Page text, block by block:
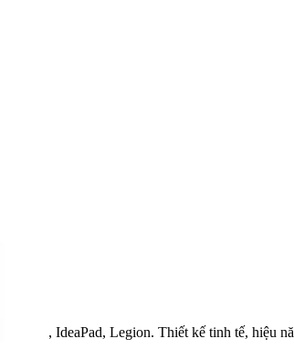
IdeaPad, Legion. Thiết kế tinh tế,